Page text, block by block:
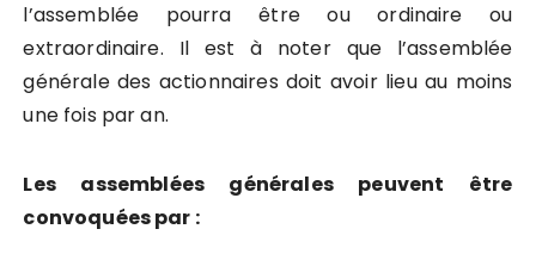
l’assemblée pourra être ou ordinaire ou
extraordinaire. Il est à noter que l’assemblée
générale des actionnaires doit avoir lieu au moins
une fois par an.
Les assemblées générales peuvent être
convoquées par :